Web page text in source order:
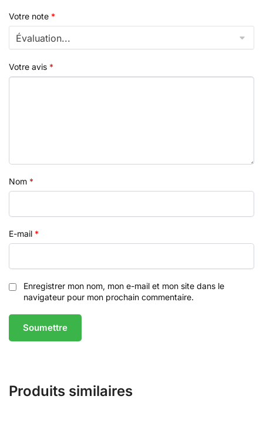
Votre note *
Votre avis *
Nom *
E-mail *
Enregistrer mon nom, mon e-mail et mon site dans le
navigateur pour mon prochain commentaire.
Produits similaires